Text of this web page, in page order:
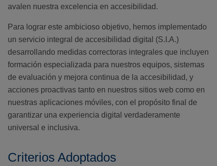
avalen nuestra excelencia en accesibilidad.
Para lograr este ambicioso objetivo, hemos implementado
un servicio integral de accesibilidad digital (S.I.A.)
desarrollando medidas correctoras integrales que incluyen
formación especializada para nuestros equipos, sistemas
de evaluación y mejora continua de la accesibilidad, y
acciones proactivas tanto en nuestros sitios web como en
nuestras aplicaciones móviles, con el propósito final de
garantizar una experiencia digital verdaderamente
universal e inclusiva.
Criterios Adoptados